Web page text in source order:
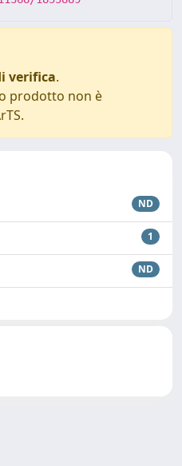
verifica.
prodotto non è
ND
1
ND